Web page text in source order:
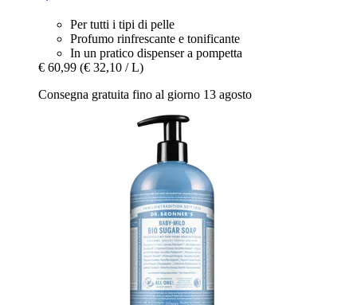
Per tutti i tipi di pelle
Profumo rinfrescante e tonificante
In un pratico dispenser a pompetta
€ 60,99 (€ 32,10 / L)
Consegna gratuita fino al giorno 13 agosto